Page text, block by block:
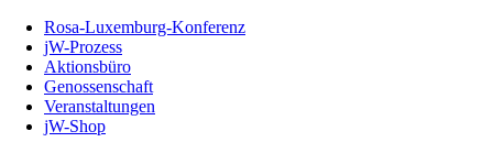
Inhalt
Seite
Rosa-Luxemburg-Konferenz
jW-Prozess
Aktionsbüro
Genossenschaft
Veranstaltungen
jW-Shop